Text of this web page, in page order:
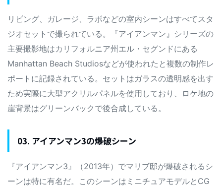
リビング、ガレージ、ラボなどの室内シーンはすべてスタ
ジオセットで撮られている。『アイアンマン』シリーズの
主要撮影地はカリフォルニア州エル・セグンドにある
Manhattan Beach Studiosなどが使われたと複数の制作レ
ポートに記録されている。セットはガラスの透明感を出す
ため実際に大型アクリルパネルを使用しており、ロケ地の
崖背景はグリーンバックで後合成している。
03. アイアンマン3の爆破シーン
『アイアンマン3』（2013年）でマリブ邸が爆破されるシ
ーンは特に有名だ。このシーンはミニチュアモデルとCG